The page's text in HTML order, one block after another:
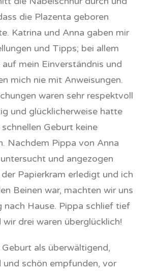
die Plazenta geboren
Katrina und Anna gaben mir
und Tipps; bei allem
mein Einverständnis und
mich nie mit Anweisungen.
waren sehr respektvoll
und glücklicherweise hatte
Geburt keine
Nachdem Pippa von Anna
und angezogen
Papierkram erledigt und ich
Beinen war, machten wir uns
nach Hause. Pippa schlief tief
drei waren überglücklich!
als überwältigend,
und schön empfunden, vor